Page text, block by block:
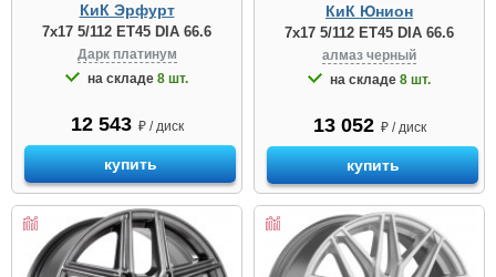
КиК Эрфурт
7x17 5/112 ET45 DIA 66.6
Дарк платинум
на складе 8 шт.
12 543 ₽ / диск
купить
КиК Юнион
7x17 5/112 ET45 DIA 66.6
алмаз чeрный
на складе 8 шт.
13 052 ₽ / диск
купить